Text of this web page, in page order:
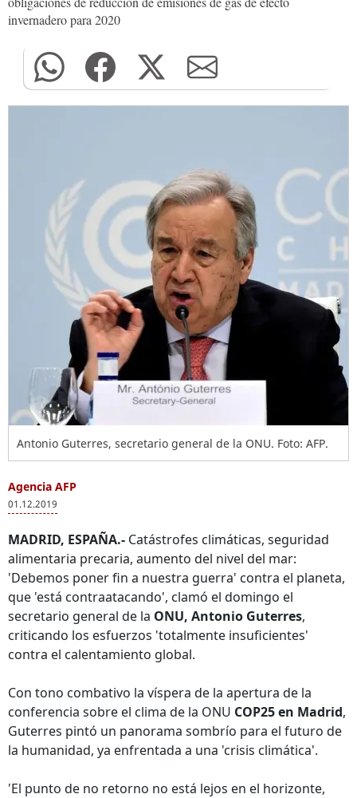
invernadero para 2020
Antonio Guterres, secretario general de la ONU. Foto: AFP.
Agencia AFP
01.12.2019
MADRID, ESPAÑA.- Catástrofes climáticas, seguridad
alimentaria precaria, aumento del nivel del mar:
'Debemos poner fin a nuestra guerra' contra el planeta,
que 'está contraatacando', clamó el domingo el
secretario general de la ONU, Antonio Guterres,
criticando los esfuerzos 'totalmente insuficientes'
contra el calentamiento global.
Con tono combativo la víspera de la apertura de la
conferencia sobre el clima de la ONU COP25 en Madrid,
Guterres pintó un panorama sombrío para el futuro de
la humanidad, ya enfrentada a una 'crisis climática'.
'El punto de no retorno no está lejos en el horizonte,